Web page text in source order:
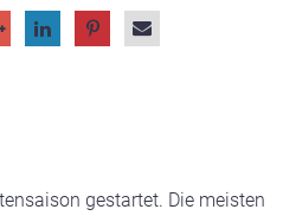
gestartet. Die meisten